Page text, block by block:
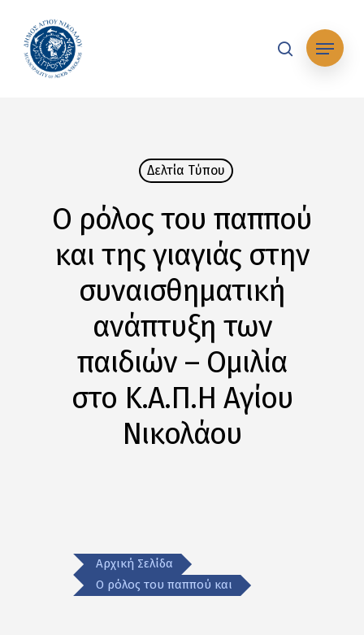
main
content
searchΜενού
Δελτία Tύπου
Ο ρόλος του παππού
και της γιαγιάς στην
συναισθηματική
ανάπτυξη των
παιδιών – Ομιλία
στο Κ.Α.Π.Η Αγίου
Νικολάου
Αρχική Σελίδα
Ο ρόλος του παππού και